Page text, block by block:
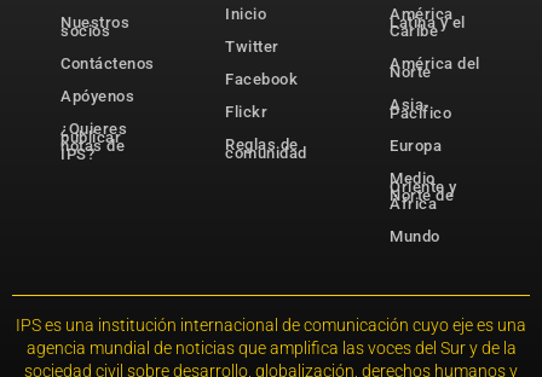
Nuestros
socios
Contáctenos
Apóyenos
¿Quieres
publicar
notas de
IPS?
Inicio
Twitter
Facebook
Flickr
Reglas de
comunidad
América
Latina y el
Caribe
América del
Norte
Asia-
Pacífico
Europa
Medio
Oriente y
Norte de
África
Mundo
IPS es una institución internacional de comunicación cuyo eje es una
agencia mundial de noticias que amplifica las voces del Sur y de la
sociedad civil sobre desarrollo, globalización, derechos humanos y